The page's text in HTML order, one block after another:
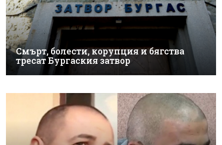
Смърт, болести, корупция и бягства
тресат Бургаския затвор